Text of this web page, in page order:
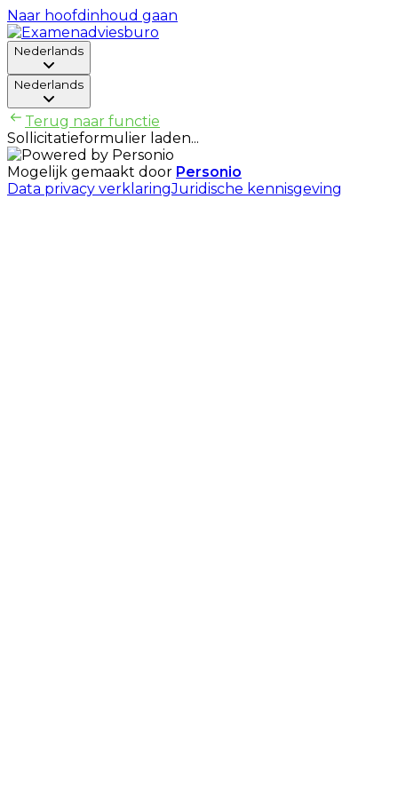
Naar hoofdinhoud gaan
Nederlands
Nederlands
Terug naar functie
Sollicitatieformulier laden...
Mogelijk gemaakt door Personio
Data privacy verklaringJuridische kennisgeving